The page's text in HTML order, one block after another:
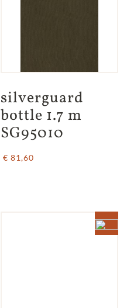
silverguard
bottle 1.7 m
SG95010
€ 81,60